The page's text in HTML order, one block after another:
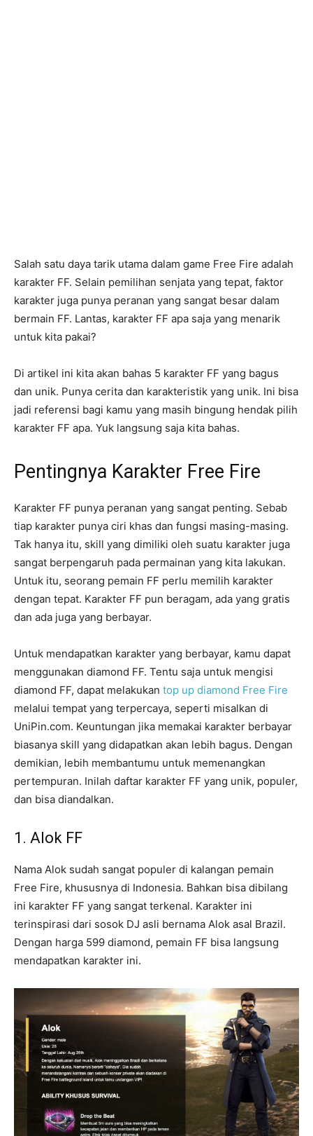
Salah satu daya tarik utama dalam game Free Fire adalah
karakter FF. Selain pemilihan senjata yang tepat, faktor
karakter juga punya peranan yang sangat besar dalam
bermain FF. Lantas, karakter FF apa saja yang menarik
untuk kita pakai?
Di artikel ini kita akan bahas 5 karakter FF yang bagus
dan unik. Punya cerita dan karakteristik yang unik. Ini bisa
jadi referensi bagi kamu yang masih bingung hendak pilih
karakter FF apa. Yuk langsung saja kita bahas.
Pentingnya Karakter Free Fire
Karakter FF punya peranan yang sangat penting. Sebab
tiap karakter punya ciri khas dan fungsi masing-masing.
Tak hanya itu, skill yang dimiliki oleh suatu karakter juga
sangat berpengaruh pada permainan yang kita lakukan.
Untuk itu, seorang pemain FF perlu memilih karakter
dengan tepat. Karakter FF pun beragam, ada yang gratis
dan ada juga yang berbayar.
Untuk mendapatkan karakter yang berbayar, kamu dapat
menggunakan diamond FF. Tentu saja untuk mengisi
diamond FF, dapat melakukan top up diamond Free Fire
melalui tempat yang terpercaya, seperti misalkan di
UniPin.com. Keuntungan jika memakai karakter berbayar
biasanya skill yang didapatkan akan lebih bagus. Dengan
demikian, lebih membantumu untuk memenangkan
pertempuran. Inilah daftar karakter FF yang unik, populer,
dan bisa diandalkan.
1. Alok FF
Nama Alok sudah sangat populer di kalangan pemain
Free Fire, khususnya di Indonesia. Bahkan bisa dibilang
ini karakter FF yang sangat terkenal. Karakter ini
terinspirasi dari sosok DJ asli bernama Alok asal Brazil.
Dengan harga 599 diamond, pemain FF bisa langsung
mendapatkan karakter ini.